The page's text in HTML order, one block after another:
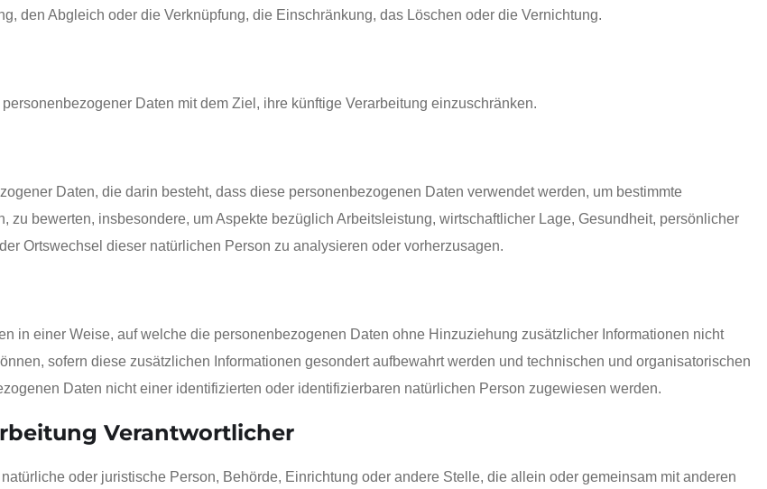
den Abgleich oder die Verknüpfung, die Einschränkung, das Löschen oder die Vernichtung.
Daten mit dem Ziel, ihre künftige Verarbeitung einzuschränken.
Daten, die darin besteht, dass diese personenbezogenen Daten verwendet werden, um bestimmte
bewerten, insbesondere, um Aspekte bezüglich Arbeitsleistung, wirtschaftlicher Lage, Gesundheit, persönlicher
Ortswechsel dieser natürlichen Person zu analysieren oder vorherzusagen.
in einer Weise, auf welche die personenbezogenen Daten ohne Hinzuziehung zusätzlicher Informationen nicht
sofern diese zusätzlichen Informationen gesondert aufbewahrt werden und technischen und organisatorischen
Daten nicht einer identifizierten oder identifizierbaren natürlichen Person zugewiesen werden.
Verantwortlicher
oder juristische Person, Behörde, Einrichtung oder andere Stelle, die allein oder gemeinsam mit anderen